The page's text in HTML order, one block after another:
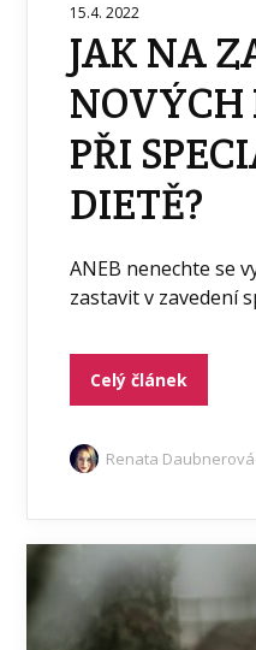
15.4. 2022
JAK NA
NOVÝCH
PŘI
DIETĚ?
ANEB nenechte se
zastavit v zavedení
Celý článek
Renata Daubnerová